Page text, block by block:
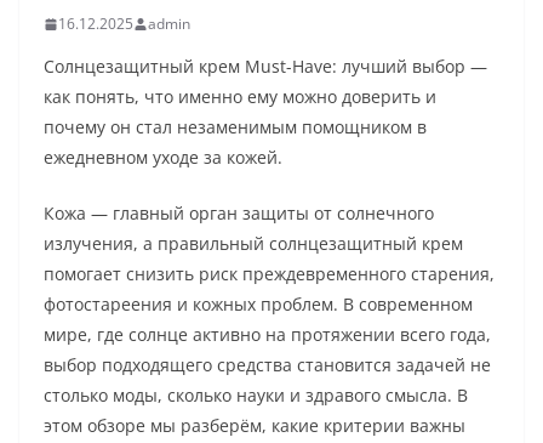
16.12.2025 admin
Солнцезащитный крем Must-Have: лучший выбор —
как понять, что именно ему можно доверить и
почему он стал незаменимым помощником в
ежедневном уходе за кожей.
Кожа — главный орган защиты от солнечного
излучения, а правильный солнцезащитный крем
помогает снизить риск преждевременного старения,
фотостареения и кожных проблем. В современном
мире, где солнце активно на протяжении всего года,
выбор подходящего средства становится задачей не
столько моды, сколько науки и здравого смысла. В
этом обзоре мы разберём, какие критерии важны